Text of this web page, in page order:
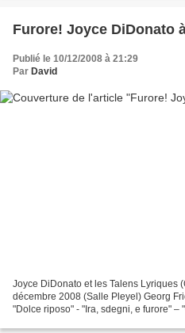
Furore! Joyce DiDonato
Publié le 10/12/2008 à 21:29
Par David
Joyce DiDonato et les Talens Lyriques
décembre 2008 (Salle Pleyel) Georg
"Dolce riposo" - "Ira, sdegni, e furore" –